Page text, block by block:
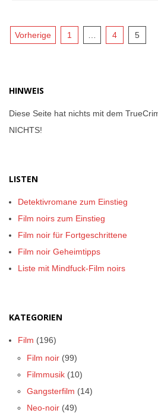
Seitennummerierung
Vorherige 1 4 5
HINWEIS
Diese Seite hat nichts mit dem
NICHTS!
LISTEN
Detektivromane zum Einstieg
Film noirs zum Einstieg
Film noir für Fortgeschrittene
Film noir Geheimtipps
Liste mit Mindfuck-Film noirs
KATEGORIEN
Film (196)
Film noir (99)
Filmmusik (10)
Gangsterfilm (14)
Neo-noir (49)